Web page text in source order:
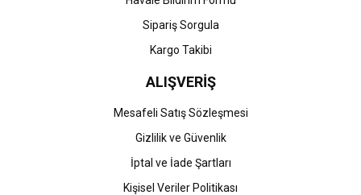
Gönder
Sipariş Sorgula
Kargo Takibi
ALIŞVERİŞ
Mesafeli Satış Sözleşmesi
Gizlilik ve Güvenlik
İptal ve İade Şartları
Kişisel Veriler Politikası